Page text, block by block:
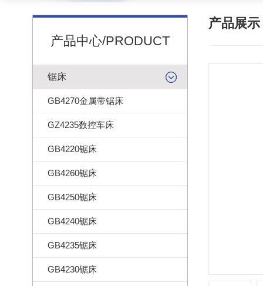
产品中心/PRODUCT
锯床
GB4270金属带锯床
GZ4235数控车床
GB4220锯床
GB4260锯床
GB4250锯床
GB4240锯床
GB4235锯床
GB4230锯床
产品展示